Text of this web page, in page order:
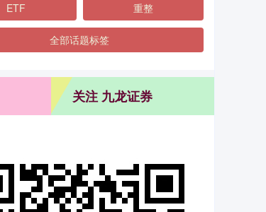
ETF 重整
全部话题标签
关注 九龙证券